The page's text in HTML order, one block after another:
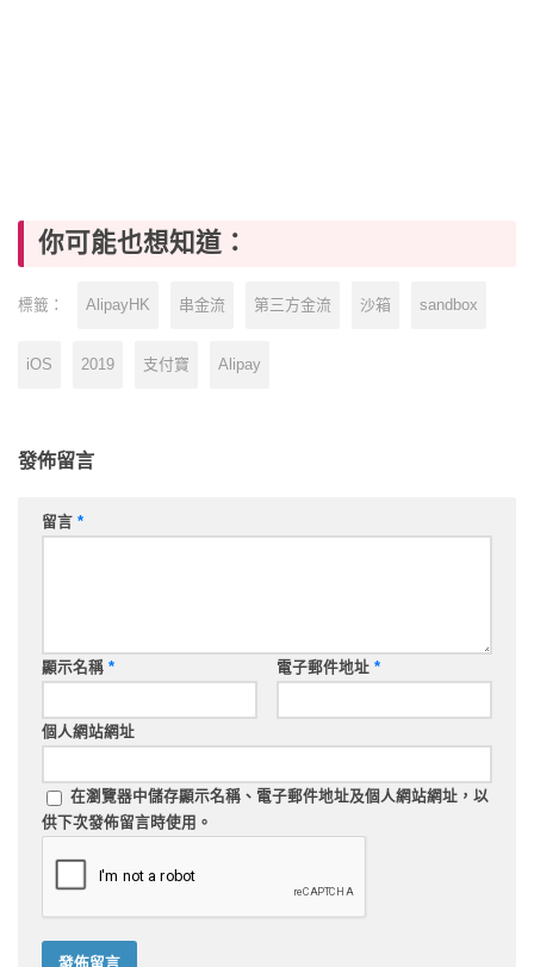
你可能也想知道：
標籤： AlipayHK 串金流 第三方金流 沙箱 sandbox
iOS 2019 支付寶 Alipay
發佈留言
留言 *
顯示名稱 * 電子郵件地址 *
個人網站網址
在瀏覽器中儲存顯示名稱、電子郵件地址及個人網站網址，以
供下次發佈留言時使用。